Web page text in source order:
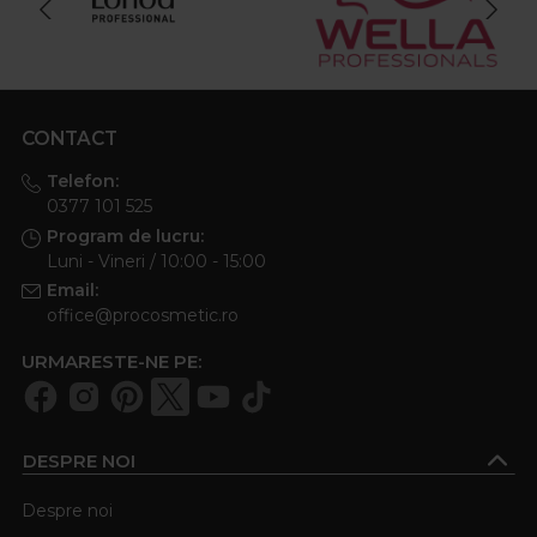
estompeaza treptat, oferindu-ti libertatea de a incerca
Orice proces de vopsire necesita un
pentru a activa pigmentii si a obtine intensitatea dorita.
Disponibil in mai multe concentratii, oxidantul ajuta la
personalizarea rezultatelor si protejarea structurii firului de
par.
Vopsea directa – culoare intensa fara
Pentru un efect wow imediat,
alegerea perfecta. Usor de aplicat, fara amoniac si cu
de a crea look-uri creative si indraznete.
Spray pentru colorarea parului – rapid si
CONTACT
Telefon:
0377 101 525
Program de lucru:
Luni - Vineri / 10:00 - 15:00
Email:
office@procosmetic.ro
URMARESTE-NE PE:
DESPRE NOI
Despre noi